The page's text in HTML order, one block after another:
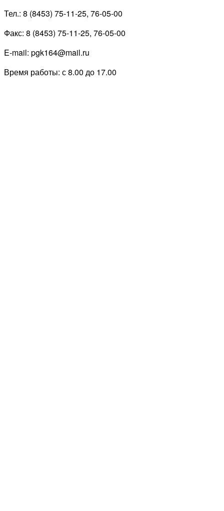
Тел.: 8 (8453) 75-11-25, 76-05-00
Факс: 8 (8453) 75-11-25, 76-05-00
E-mail: pgk164@mail.ru
Время работы: с 8.00 до 17.00